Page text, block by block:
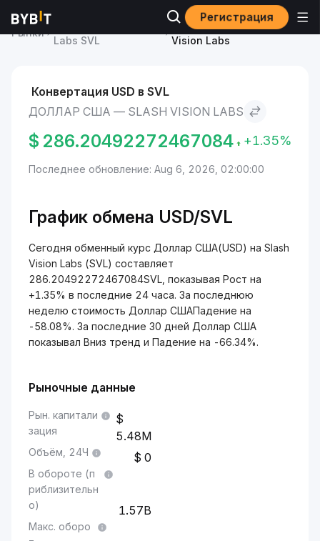
Регистрация
Рынки
Labs SVL
Доллар США to Slash
Vision Labs
Конвертация USD в SVL
ДОЛЛАР США — SLASH VISION LABS
$ 286.20492272467084 +1.35%
Последнее обновление: Aug 6, 2026, 02:00:00
График обмена USD/SVL
Сегодня обменный курс Доллар США(USD) на Slash
Vision Labs (SVL) составляет
286.20492272467084SVL, показывая Рост на
+1.35% в последние 24 часа. За последнюю
неделю стоимость Доллар СШАПадение на
-58.08%. За последние 30 дней Доллар США
показывал Вниз тренд и Падение на -66.34%.
Рыночные данные
Рын. капитали
зация
5.48M
Объём, 24Ч 0
В обороте (п
риблизительн
о)
1.57B
Макс. оборо